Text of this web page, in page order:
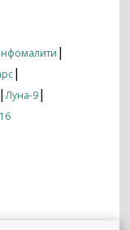
|
|
|Луна-9|